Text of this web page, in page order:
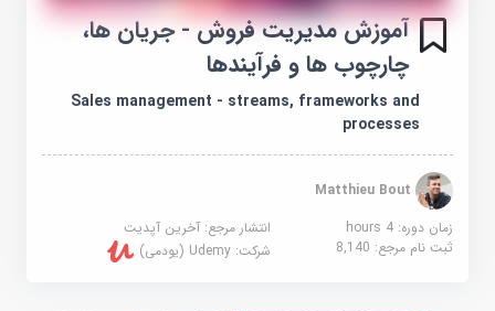
آموزش مدیریت فروش - جریان ها،
چارچوب ها و فرآیندها
Sales management - streams, frameworks and
processes
Matthieu Bout
زمان دوره: 4 hours
انتشار مرجع:آخرین آپدیت
ثبت نام مرجع:8,140 شرکت:Udemy (یودمی)